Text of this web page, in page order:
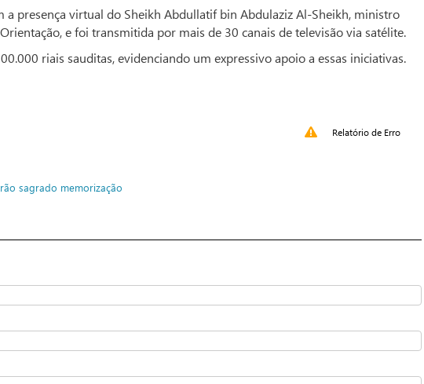
presença virtual do Sheikh Abdullatif bin Abdulaziz Al-Sheikh, ministro
e foi transmitida por mais de 30 canais de televisão via satélite.
riais sauditas, evidenciando um expressivo apoio a essas iniciativas.
Relatório de Erro
sagrado memorização